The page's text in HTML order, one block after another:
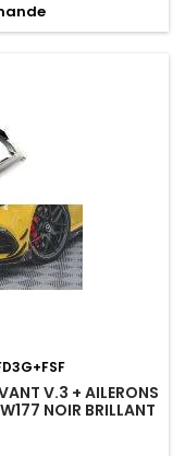
V.3 + AILERONS
NOIR BRILLANT